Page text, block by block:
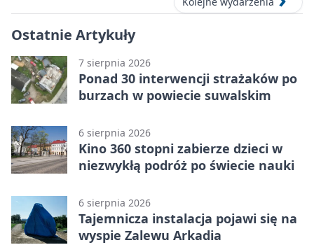
Ostatnie Artykuły
7 sierpnia 2026
Ponad 30 interwencji strażaków po
burzach w powiecie suwalskim
6 sierpnia 2026
Kino 360 stopni zabierze dzieci w
niezwykłą podróż po świecie nauki
6 sierpnia 2026
Tajemnicza instalacja pojawi się na
wyspie Zalewu Arkadia